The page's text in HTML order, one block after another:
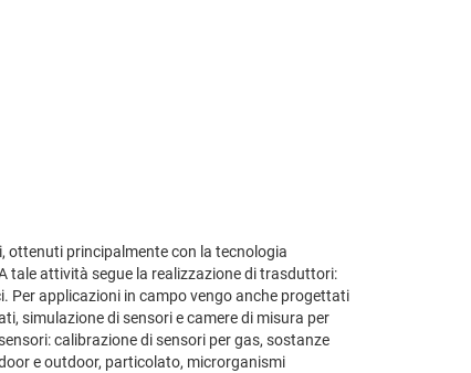
ottenuti principalmente con la tecnologia
tale attività segue la realizzazione di trasduttori:
Per applicazioni in campo vengo anche progettati
simulazione di sensori e camere di misura per
calibrazione di sensori per gas, sostanze
e outdoor, particolato, microrganismi